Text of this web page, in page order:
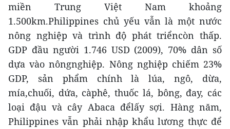
miền Trung Việt Nam khoảng
1.500km.Philippines chủ yếu vẫn là một nước
nông nghiệp và trình độ phát triểncòn thấp.
GDP đầu người 1.746 USD (2009), 70% dân số
dựa vào nôngnghiệp. Nông nghiệp chiếm 23%
GDP, sản phẩm chính là lúa, ngô, dừa,
mía,chuối, dứa, càphê, thuốc lá, bông, đay, các
loại đậu và cây Abaca đểlấy sợi. Hàng năm,
Philippines vẫn phải nhập khẩu lương thực để